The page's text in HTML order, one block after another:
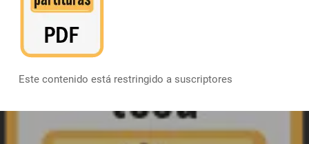
Este contenido está restringido a suscriptores